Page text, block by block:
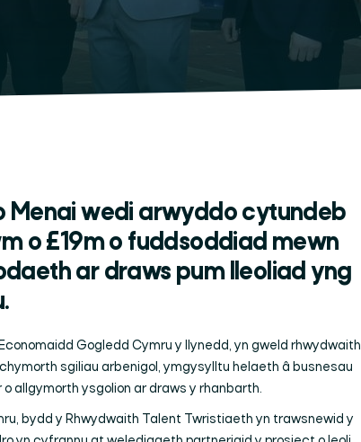
Menai wedi arwyddo cytundeb
o £19m o fuddsoddiad mewn
ar draws pum lleoliad yng
Gogledd Cymru y llynedd, yn gweld rhwydwaith
sgiliau arbenigol, ymgysylltu helaeth â busnesau
allgymorth ysgolion ar draws y rhanbarth.
bydd y Rhwydwaith Talent Twristiaeth yn trawsnewid y